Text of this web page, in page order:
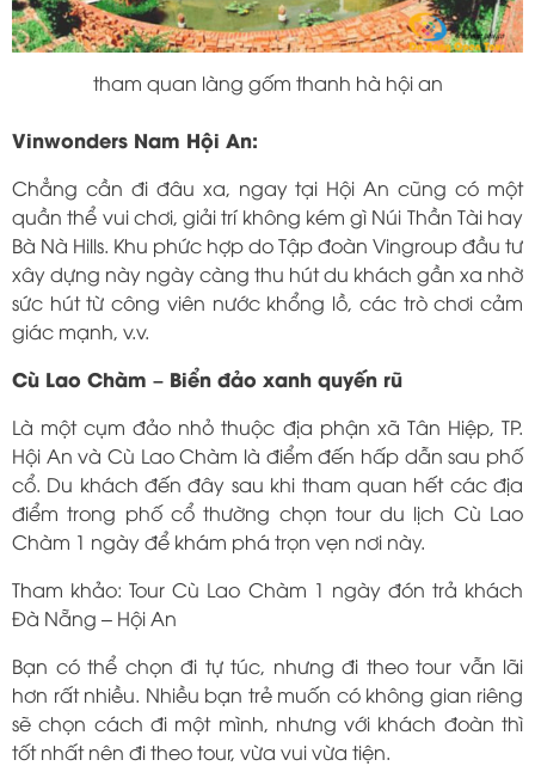
tham quan làng gốm thanh hà hội an
Vinwonders Nam Hội An:
Chẳng cần đi đâu xa, ngay tại Hội An cũng có một
quần thể vui chơi, giải trí không kém gì Núi Thần Tài hay
Bà Nà Hills. Khu phức hợp do Tập đoàn Vingroup đầu tư
xây dựng này ngày càng thu hút du khách gần xa nhờ
sức hút từ công viên nước khổng lồ, các trò chơi cảm
giác mạnh, v.v.
Cù Lao Chàm – Biển đảo xanh quyến rũ
Là một cụm đảo nhỏ thuộc địa phận xã Tân Hiệp, TP.
Hội An và Cù Lao Chàm là điểm đến hấp dẫn sau phố
cổ. Du khách đến đây sau khi tham quan hết các địa
điểm trong phố cổ thường chọn tour du lịch Cù Lao
Chàm 1 ngày để khám phá trọn vẹn nơi này.
Tham khảo: Tour Cù Lao Chàm 1 ngày đón trả khách
Đà Nẵng – Hội An
Bạn có thể chọn đi tự túc, nhưng đi theo tour vẫn lãi
hơn rất nhiều. Nhiều bạn trẻ muốn có không gian riêng
sẽ chọn cách đi một mình, nhưng với khách đoàn thì
tốt nhất nên đi theo tour, vừa vui vừa tiện.